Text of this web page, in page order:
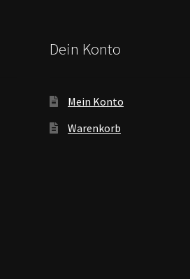
Dein Konto
Mein Konto
Warenkorb